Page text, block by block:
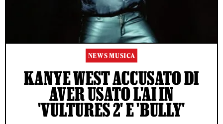
NEWS MUSICA
KANYE WEST ACCUSATO DI
AVER USATO L'AI IN
'VULTURES 2' E 'BULLY'